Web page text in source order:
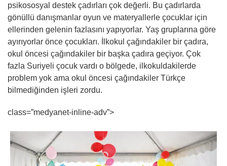
psikososyal destek çadırları çok değerli. Bu çadırlarda
gönüllü danışmanlar oyun ve materyallerle çocuklar için
ellerinden gelenin fazlasını yapıyorlar. Yaş gruplarına göre
ayırıyorlar önce çocukları. İlkokul çağındakiler bir çadıra,
okul öncesi çağındakiler bir başka çadıra geçiyor. Çok
fazla Suriyeli çocuk vardı o bölgede, ilkokuldakilerde
problem yok ama okul öncesi çağındakiler Türkçe
bilmediğinden işleri zordu.
class=”medyanet-inline-adv”>